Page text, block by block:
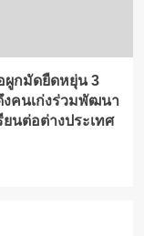
ผูกมัดยืดหยุ่น 3
งคนเก่งร่วมพัฒนา
นต่อต่างประเทศ